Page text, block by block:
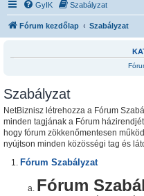
GyIK Szabályzat
Fórum kezdőlap Szabályzat
Szabályzat
NetBiznisz létrehozza a Fórum
minden tagjának a Fórum
hogy fórum zökkenőmentesen
nyújtson minden közösségi tag és
Fórum Szabályzat
Fórum